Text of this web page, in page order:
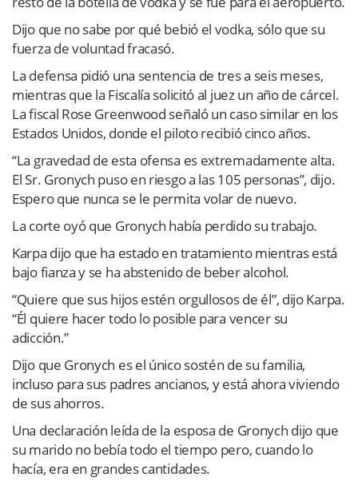
Dijo que no sabe por qué bebió el vodka, sólo que su
fuerza de voluntad fracasó.
La defensa pidió una sentencia de tres a seis meses,
mientras que la Fiscalía solicitó al juez un año de cárcel.
La fiscal Rose Greenwood señaló un caso similar en los
Estados Unidos, donde el piloto recibió cinco años.
“La gravedad de esta ofensa es extremadamente alta.
El Sr. Gronych puso en riesgo a las 105 personas”, dijo.
Espero que nunca se le permita volar de nuevo.
La corte oyó que Gronych había perdido su trabajo.
Karpa dijo que ha estado en tratamiento mientras está
bajo fianza y se ha abstenido de beber alcohol.
“Quiere que sus hijos estén orgullosos de él”, dijo Karpa.
“Él quiere hacer todo lo posible para vencer su
adicción.”
Dijo que Gronych es el único sostén de su familia,
incluso para sus padres ancianos, y está ahora viviendo
de sus ahorros.
Una declaración leída de la esposa de Gronych dijo que
su marido no bebía todo el tiempo pero, cuando lo
hacía, era en grandes cantidades.